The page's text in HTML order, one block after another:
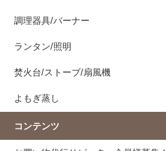
調理器具/バーナー
ランタン/照明
焚火台/ストーブ/扇風機
よもぎ蒸し
コンテンツ